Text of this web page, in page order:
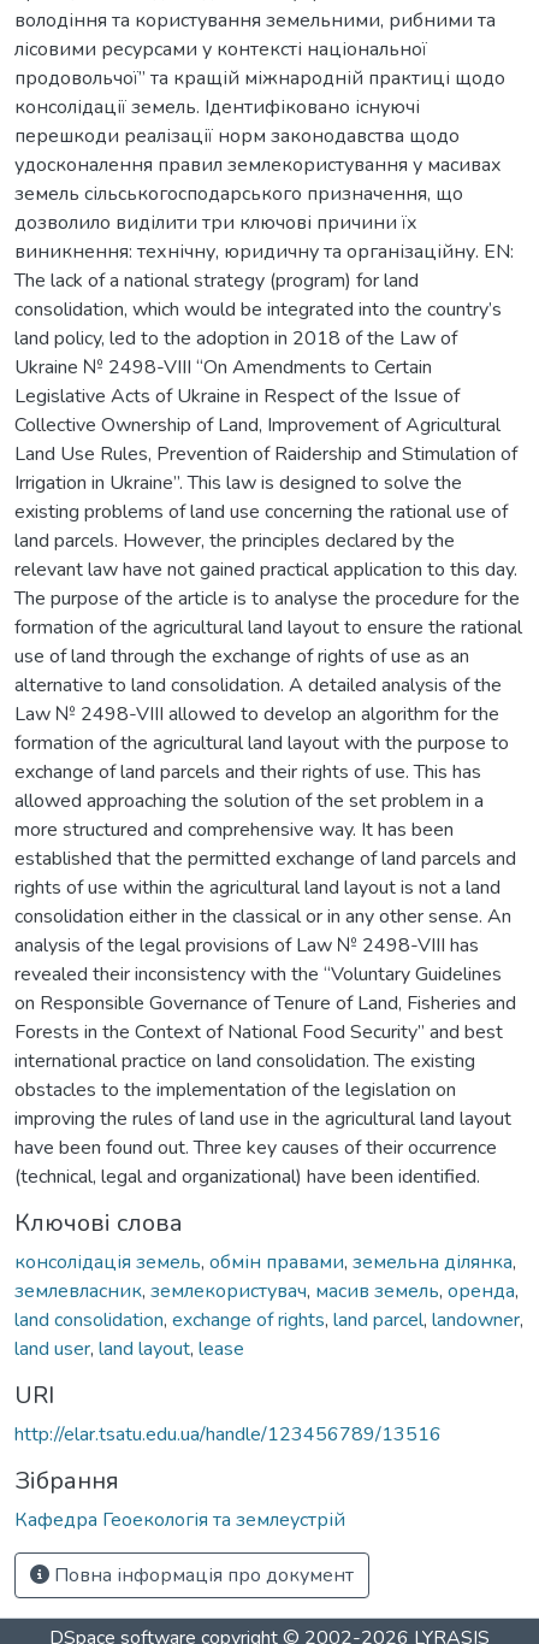
володіння та користування земельними, рибними та
лісовими ресурсами у контексті національної
продовольчої” та кращій міжнародній практиці щодо
консолідації земель. Ідентифіковано існуючі
перешкоди реалізації норм законодавства щодо
удосконалення правил землекористування у масивах
земель сільськогосподарського призначення, що
дозволило виділити три ключові причини їх
виникнення: технічну, юридичну та організаційну. EN:
The lack of a national strategy (program) for land
consolidation, which would be integrated into the country’s
land policy, led to the adoption in 2018 of the Law of
Ukraine № 2498-VIII “On Amendments to Certain
Legislative Acts of Ukraine in Respect of the Issue of
Collective Ownership of Land, Improvement of Agricultural
Land Use Rules, Prevention of Raidership and Stimulation of
Irrigation in Ukraine”. This law is designed to solve the
existing problems of land use concerning the rational use of
land parcels. However, the principles declared by the
relevant law have not gained practical application to this day.
The purpose of the article is to analyse the procedure for the
formation of the agricultural land layout to ensure the rational
use of land through the exchange of rights of use as an
alternative to land consolidation. A detailed analysis of the
Law № 2498-VIII allowed to develop an algorithm for the
formation of the agricultural land layout with the purpose to
exchange of land parcels and their rights of use. This has
allowed approaching the solution of the set problem in a
more structured and comprehensive way. It has been
established that the permitted exchange of land parcels and
rights of use within the agricultural land layout is not a land
consolidation either in the classical or in any other sense. An
analysis of the legal provisions of Law № 2498-VIII has
revealed their inconsistency with the “Voluntary Guidelines
on Responsible Governance of Tenure of Land, Fisheries and
Forests in the Context of National Food Security” and best
international practice on land consolidation. The existing
obstacles to the implementation of the legislation on
improving the rules of land use in the agricultural land layout
have been found out. Three key causes of their occurrence
(technical, legal and organizational) have been identified.
Ключові слова
консолідація земель, обмін правами, земельна ділянка,
землевласник, землекористувач, масив земель, оренда,
land consolidation, exchange of rights, land parcel, landowner,
land user, land layout, lease
URI
http://elar.tsatu.edu.ua/handle/123456789/13516
Зібрання
Кафедра Геоекологія та землеустрій
Повна інформація про документ
DSpace software copyright © 2002-2026 LYRASIS